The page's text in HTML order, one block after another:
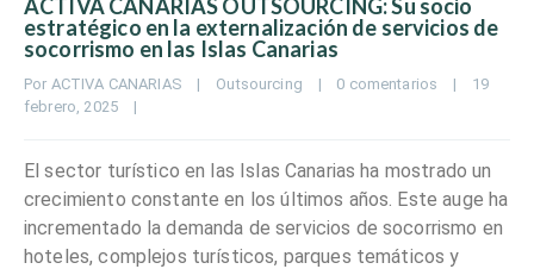
ACTIVA CANARIAS OUTSOURCING: Su socio
estratégico en la externalización de servicios de
socorrismo en las Islas Canarias
Por ACTIVA CANARIAS | Outsourcing | 0 comentarios |
19
febrero, 2025 |
El sector turístico en las Islas Canarias ha mostrado un
crecimiento constante en los últimos años. Este auge ha
incrementado la demanda de servicios de socorrismo en
hoteles, complejos turísticos, parques temáticos y